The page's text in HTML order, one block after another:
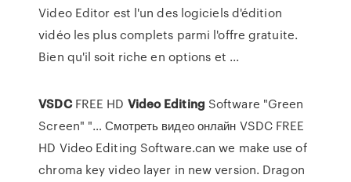
Video Editor est l'un des logiciels d'édition
vidéo les plus complets parmi l'offre gratuite.
Bien qu'il soit riche en options et ...
VSDCFREE HD Video Editing Software "Green
Screen" "… Смотреть видео онлайн VSDC FREE
HD Video Editing Software.can we make use of
chroma key video layer in new version. Dragon